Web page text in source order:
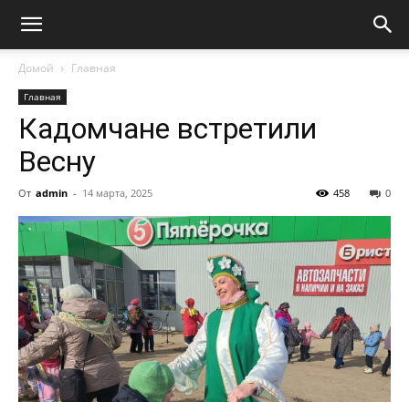
Домой Главная
Главная
Кадомчане встретили
Весну
От admin - 14 марта, 2025 0
458